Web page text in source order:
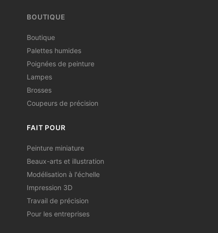
BOUTIQUE
Boutique
Palettes humides
Poignées de peinture
Lampes
Brosses
Coupeurs de précision
FAIT POUR
Peinture miniature
Beaux-arts et illustration
Modélisation à l'échelle
Impression 3D
Travail de précision
Pour les entreprises